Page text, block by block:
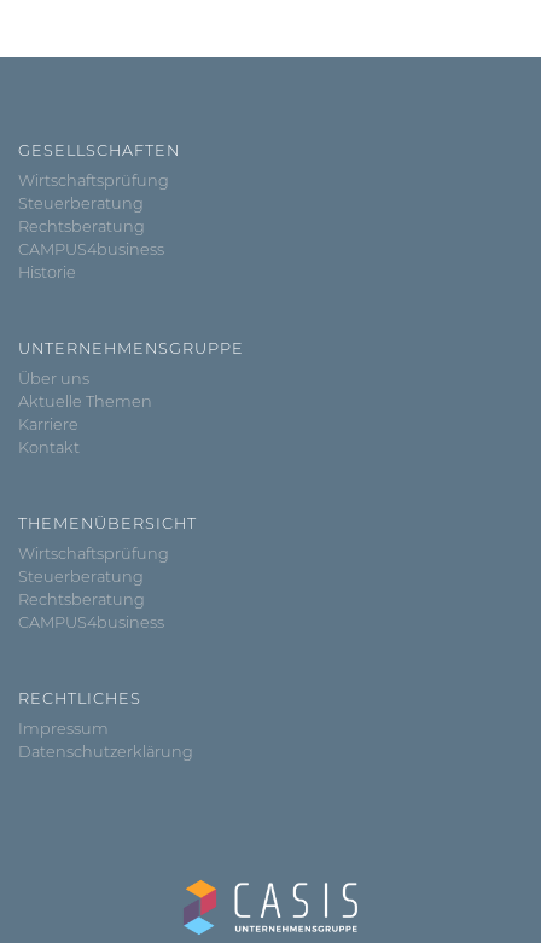
GESELLSCHAFTEN
Wirtschaftsprüfung
Steuerberatung
Rechtsberatung
CAMPUS4business
Historie
UNTERNEHMENSGRUPPE
Über uns
Aktuelle Themen
Karriere
Kontakt
THEMENÜBERSICHT
Wirtschaftsprüfung
Steuerberatung
Rechtsberatung
CAMPUS4business
RECHTLICHES
Impressum
Datenschutzerklärung